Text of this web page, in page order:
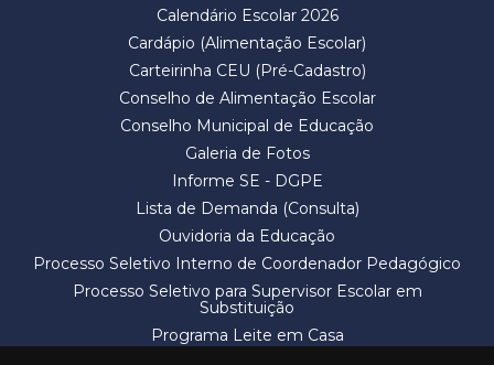
Calendário Escolar 2026
Cardápio (Alimentação Escolar)
Carteirinha CEU (Pré-Cadastro)
Conselho de Alimentação Escolar
Conselho Municipal de Educação
Galeria de Fotos
Informe SE - DGPE
Lista de Demanda (Consulta)
Ouvidoria da Educação
Processo Seletivo Interno de Coordenador Pedagógico
Processo Seletivo para Supervisor Escolar em
Substituição
Programa Leite em Casa